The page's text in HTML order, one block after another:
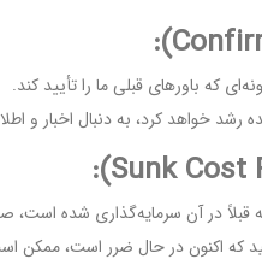
که باورهای قبلی ما را تأیید کند.
خواهد کرد، به دنبال اخبار و
قبلاً در آن سرمایه‌گذاری شده است،
که اکنون در حال ضرر است، ممکن